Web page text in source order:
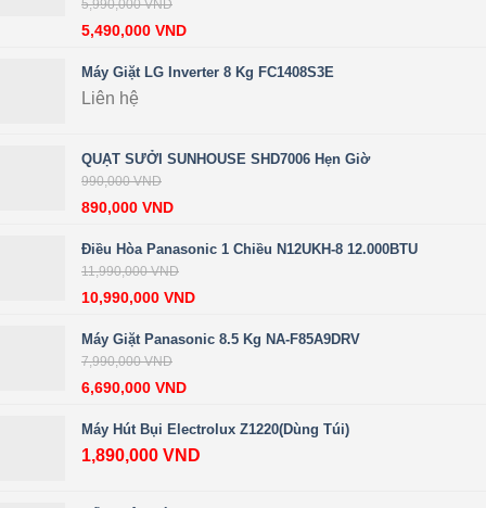
5,990,000VND
5,490,000 VND
Máy Giặt LG Inverter 8 Kg FC1408S3E
Liên hệ
QUẠT SƯỞI SUNHOUSE SHD7006 Hẹn Giờ
990,000VND
890,000 VND
Điều Hòa Panasonic 1 Chiều N12UKH-8 12.000BTU
11,990,000VND
10,990,000 VND
Máy Giặt Panasonic 8.5 Kg NA-F85A9DRV
7,990,000VND
6,690,000 VND
Máy Hút Bụi Electrolux Z1220(dùng Túi)
1,890,000 VND